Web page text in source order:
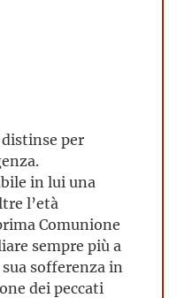
per
in lui una
l’età
Comunione
sempre più a
sofferenza in
dei peccati